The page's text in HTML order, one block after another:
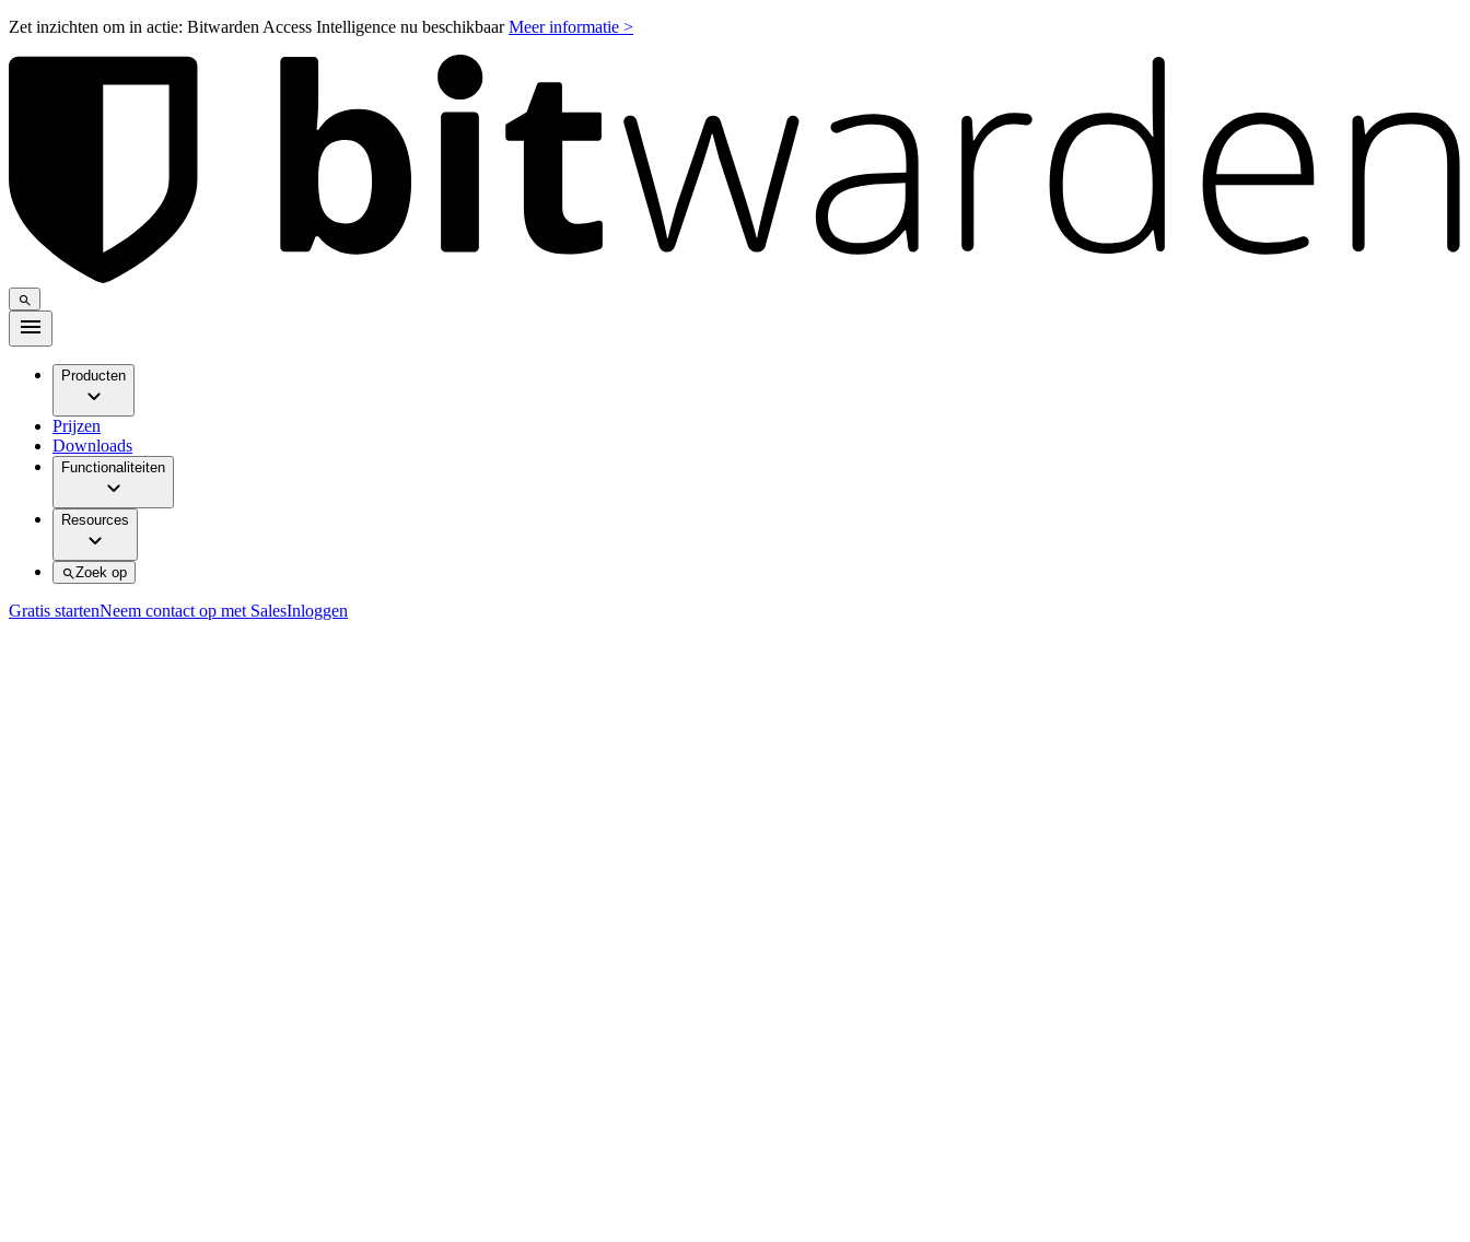
Zet inzichten om in actie: Bitwarden Access Intelligence nu beschikbaarMeer informatie >
Producten
Prijzen
Downloads
Functionaliteiten
Resources
Zoek op
Gratis startenNeem contact op met SalesInloggen